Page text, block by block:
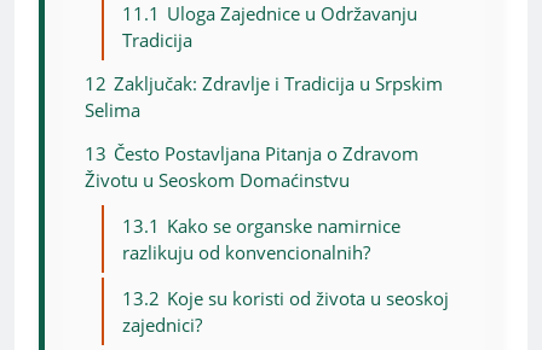
11.1 Uloga Zajednice u Održavanju
Tradicija
12 Zaključak: Zdravlje i Tradicija u Srpskim
Selima
13 Često Postavljana Pitanja o Zdravom
Životu u Seoskom Domaćinstvu
13.1 Kako se organske namirnice
razlikuju od konvencionalnih?
13.2 Koje su koristi od života u seoskoj
zajednici?